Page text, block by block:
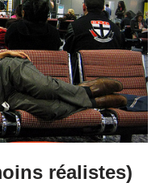
réalistes)